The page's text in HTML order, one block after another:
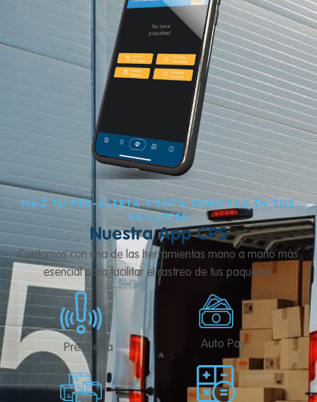
HAZ TU PRE-ALERTA Y EVITA DEMORAS EN TUS
PAQUETES
Nuestra App CPS
Contamos con una de las herramientas mano a mano más
esencial para facilitar el rastreo de tus paquetes.
Pre Alerta Auto Pay